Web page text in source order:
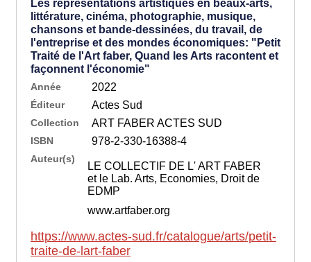
Les représentations artistiques en beaux-arts,
littérature, cinéma, photographie, musique,
chansons et bande-dessinées, du travail, de
l'entreprise et des mondes économiques: "Petit
Traité de l'Art faber, Quand les Arts racontent et
façonnent l'économie"
Année 2022
Éditeur Actes Sud
Collection ART FABER ACTES SUD
ISBN 978-2-330-16388-4
Auteur(s)
LE COLLECTIF DE L' ART FABER
et le Lab. Arts, Economies, Droit de
EDMP
www.artfaber.org
https://www.actes-sud.fr/catalogue/arts/petit-
traite-de-lart-faber